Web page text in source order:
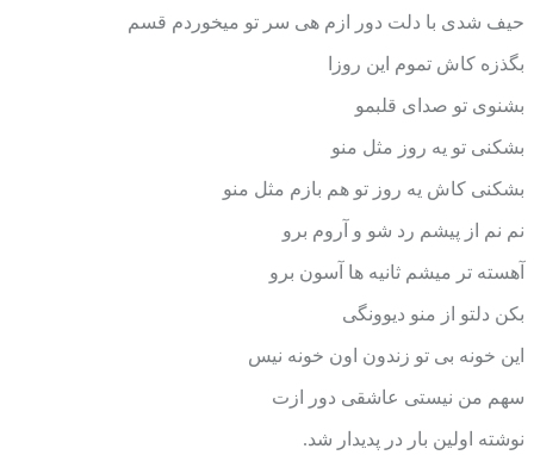
حیف شدی با دلت دور ازم هی سر تو میخوردم قسم
بگذزه کاش تموم این روزا
بشنوی تو صدای قلبمو
بشکنی تو یه روز مثل منو
بشکنی کاش یه روز تو هم بازم مثل منو
نم نم از پیشم رد شو و آروم برو
آهسته تر میشم ثانیه ها آسون برو
بکن دلتو از منو دیوونگی
این خونه بی تو زندون اون خونه نیس
سهم من نیستی عاشقی دور ازت
نوشته اولین بار در پدیدار شد.